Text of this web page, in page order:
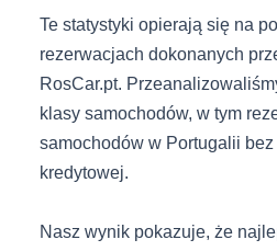
Te statystyki opierają się na
rezerwacjach dokonanych
RosCar.pt.
klasy samochodów, w tym
samochodów w Portugalii
kredytowej.
Nasz wynik pokazuje, że